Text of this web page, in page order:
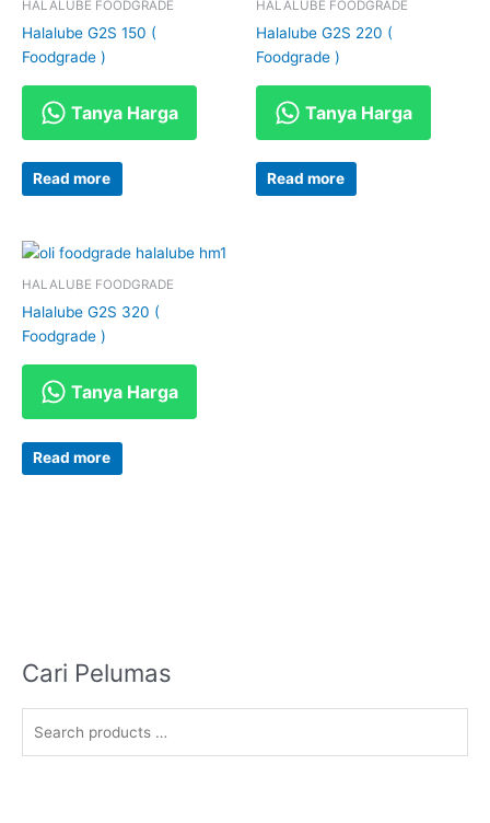
HALALUBE FOODGRADE
Halalube G2S 150 (
Foodgrade )
Tanya Harga
Read more
HALALUBE FOODGRADE
Halalube G2S 220 (
Foodgrade )
Tanya Harga
Read more
HALALUBE FOODGRADE
Halalube G2S 320 (
Foodgrade )
Tanya Harga
Read more
Cari Pelumas